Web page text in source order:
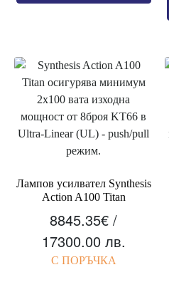
Лампов усилвател Synthesis
Action A100 Titan
8845.35€ /
17300.00 лв.
С ПОРЪЧКА